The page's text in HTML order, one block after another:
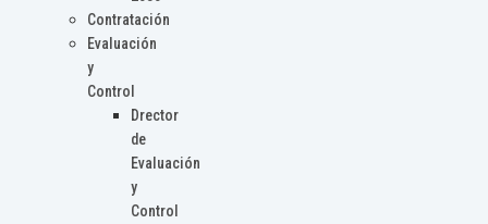
Contratación
Evaluación
y
Control
Drector
de
Evaluación
y
Control